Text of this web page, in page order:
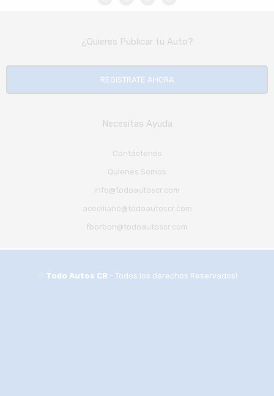
¿Quieres Publicar tu Auto?
REGISTRATE AHORA
Necesitas Ayuda
Contáctenos
Quienes Somos
info@todoautoscr.com
aceciliano@todoautoscr.com
fborbon@todoautoscr.com
Todo Autos CR - Todos los derechos Reservados!